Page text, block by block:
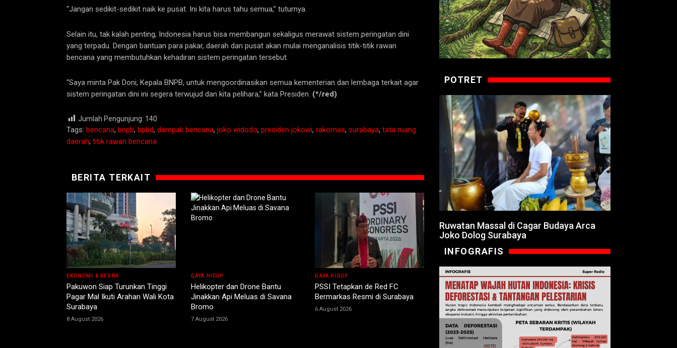
“Jangan sedikit-sedikit naik ke pusat. Ini kita harus tahu semua,” tuturnya.
Selain itu, tak kalah penting, Indonesia harus bisa membangun sekaligus merawat sistem peringatan dini
yang terpadu. Dengan bantuan para pakar, daerah dan pusat akan mulai menganalisis titik-titik rawan
bencana yang membutuhkan kehadiran sistem peringatan tersebut.
“Saya minta Pak Doni, Kepala BNPB, untuk mengoordinasikan semua kementerian dan lembaga terkait agar
sistem peringatan dini ini segera terwujud dan kita pelihara,” kata Presiden. (*/red)
Jumlah Pengunjung: 140
Tags: bencana, bnpb, bpbd, dampak bencana, joko widodo, presiden jokowi, rakornas, surabaya, tata ruang
daerah, titik rawan bencana
BERITA TERKAIT
EKONOMI & KESRA
Pakuwon Siap Turunkan Tinggi
Pagar Mal Ikuti Arahan Wali Kota
Surabaya
8 August 2026
GAYA HIDUP
Helikopter dan Drone Bantu
Jinakkan Api Meluas di Savana
Bromo
7 August 2026
GAYA HIDUP
PSSI Tetapkan de Red FC
Bermarkas Resmi di Surabaya
6 August 2026
POTRET
Ruwatan Massal di Cagar Budaya Arca
Joko Dolog Surabaya
INFOGRAFIS